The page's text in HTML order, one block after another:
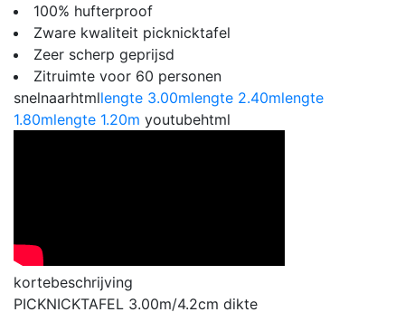
100% hufterproof
Zware kwaliteit picknicktafel
Zeer scherp geprijsd
Zitruimte voor 60 personen
snelnaarhtmllengte 3.00mlengte 2.40mlengte
1.80mlengte 1.20m youtubehtml
kortebeschrijving
PICKNICKTAFEL 3.00m/4.2cm dikte